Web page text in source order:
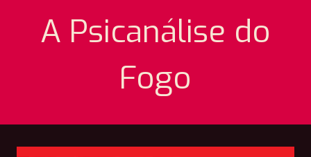
A Psicanálise do
Fogo